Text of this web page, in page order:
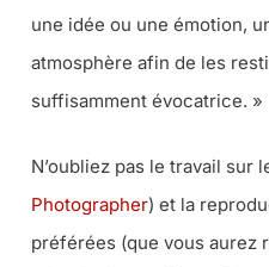
une idée ou une émotion,
atmosphère afin de les
suffisamment évocatrice. »
N’oubliez pas le travail sur
Photographer) et la
préférées (que vous aurez